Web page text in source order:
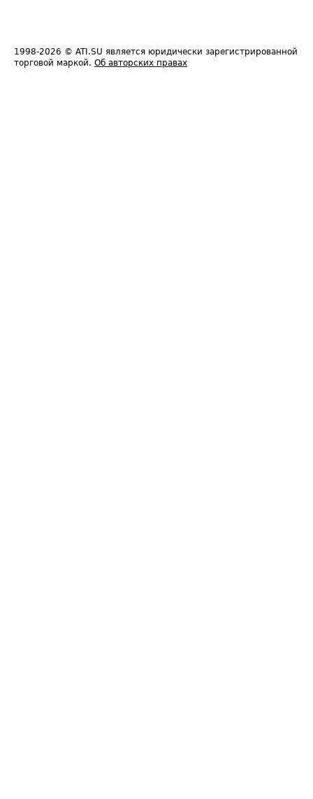
1998-2026 © ATI.SU является юридически зарегистрированной
торговой маркой. Об авторских правах